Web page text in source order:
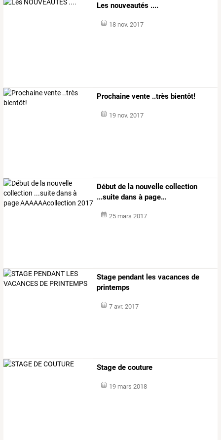
Les nouveautés ....
18 nov. 2017
Prochaine vente ..très bientôt!
19 nov. 2017
Début de la nouvelle collection
...suite dans à page…
25 mars 2017
Stage pendant les vacances de
printemps
7 avr. 2017
Stage de couture
19 mars 2018